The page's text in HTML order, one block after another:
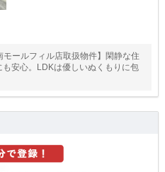
モールフィル店取扱物件】閑静な住
安心。LDKは優しいぬくもりに包